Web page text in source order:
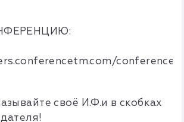
своё И.Ф.и в скобках